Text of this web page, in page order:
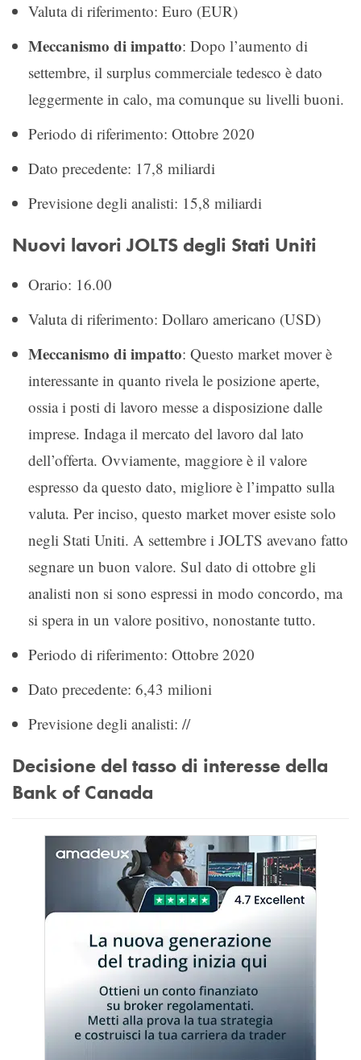
Valuta di riferimento: Euro (EUR)
Meccanismo di impatto: Dopo l’aumento di
settembre, il surplus commerciale tedesco è dato
leggermente in calo, ma comunque su livelli buoni.
Periodo di riferimento: Ottobre 2020
Dato precedente: 17,8 miliardi
Previsione degli analisti: 15,8 miliardi
Nuovi lavori JOLTS degli Stati Uniti
Orario: 16.00
Valuta di riferimento: Dollaro americano (USD)
Meccanismo di impatto: Questo market mover è
interessante in quanto rivela le posizione aperte,
ossia i posti di lavoro messe a disposizione dalle
imprese. Indaga il mercato del lavoro dal lato
dell’offerta. Ovviamente, maggiore è il valore
espresso da questo dato, migliore è l’impatto sulla
valuta. Per inciso, questo market mover esiste solo
negli Stati Uniti. A settembre i JOLTS avevano fatto
segnare un buon valore. Sul dato di ottobre gli
analisti non si sono espressi in modo concordo, ma
si spera in un valore positivo, nonostante tutto.
Periodo di riferimento: Ottobre 2020
Dato precedente: 6,43 milioni
Previsione degli analisti: //
Decisione del tasso di interesse della
Bank of Canada